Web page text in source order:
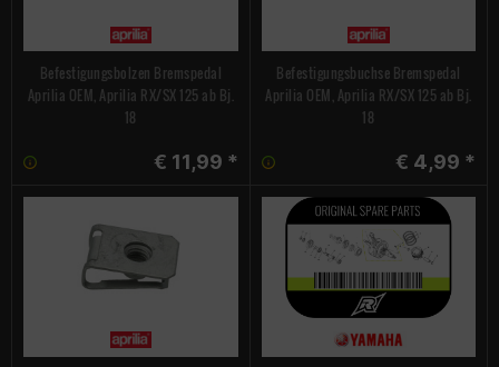
Befestigungsbolzen Bremspedal
Aprilia OEM, Aprilia RX/SX 125 ab Bj.
18
€ 11,99 *
Befestigungsbuchse Bremspedal
Aprilia OEM, Aprilia RX/SX 125 ab Bj.
18
€ 4,99 *